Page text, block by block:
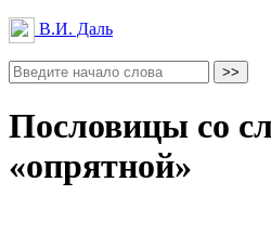
В.И. Даль
Пословицы со
«опрятной»